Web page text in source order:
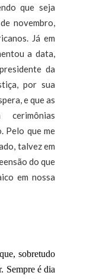
que seja
novembro,
Já em
a data,
da
por sua
e que as
cerimônias
Pelo que me
talvez em
do que
em nossa
sobretudo
Sempre é dia